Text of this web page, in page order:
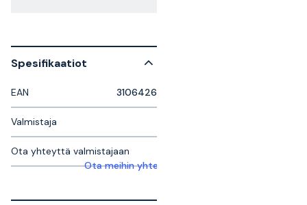
Spesifikaatiot
EAN 3106426
Valmistaja
Ota yhteyttä valmistajaan
Ota meihin yhteyttä saadaksesi lisätietoja